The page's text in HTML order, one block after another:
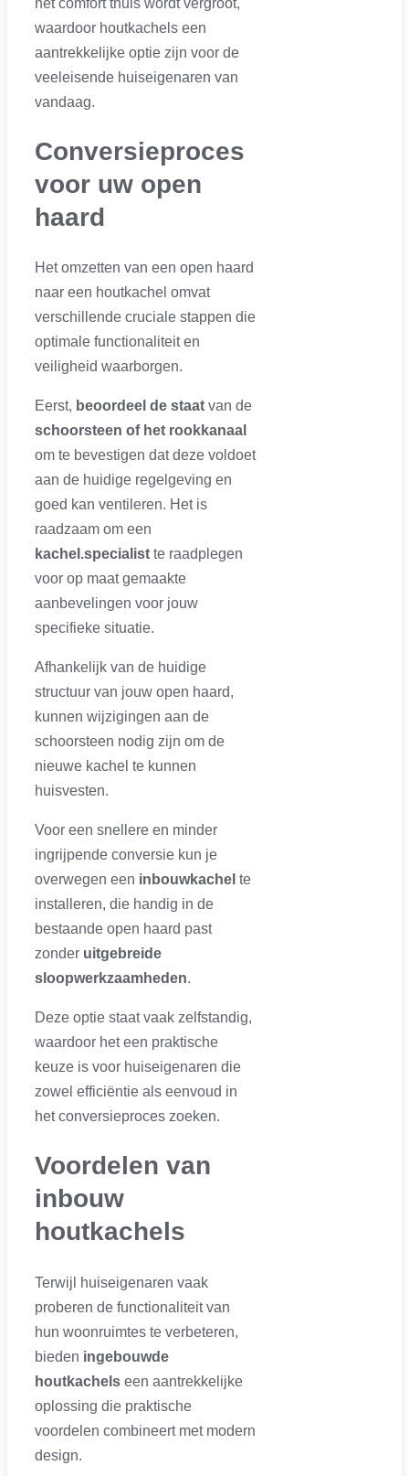
waardoor houtkachels een
aantrekkelijke optie zijn voor de
veeleisende huiseigenaren van
vandaag.
Conversieproces
voor uw open
haard
Het omzetten van een open haard
naar een houtkachel omvat
verschillende cruciale stappen die
optimale functionaliteit en
veiligheid waarborgen.
Eerst, beoordeel de staat van de
schoorsteen of het rookkanaal
om te bevestigen dat deze voldoet
aan de huidige regelgeving en
goed kan ventileren. Het is
raadzaam om een
kachel.specialist te raadplegen
voor op maat gemaakte
aanbevelingen voor jouw
specifieke situatie.
Afhankelijk van de huidige
structuur van jouw open haard,
kunnen wijzigingen aan de
schoorsteen nodig zijn om de
nieuwe kachel te kunnen
huisvesten.
Voor een snellere en minder
ingrijpende conversie kun je
overwegen een inbouwkachel te
installeren, die handig in de
bestaande open haard past
zonder uitgebreide
sloopwerkzaamheden.
Deze optie staat vaak zelfstandig,
waardoor het een praktische
keuze is voor huiseigenaren die
zowel efficiëntie als eenvoud in
het conversieproces zoeken.
Voordelen van
inbouw
houtkachels
Terwijl huiseigenaren vaak
proberen de functionaliteit van
hun woonruimtes te verbeteren,
bieden ingebouwde
houtkachels een aantrekkelijke
oplossing die praktische
voordelen combineert met modern
design.